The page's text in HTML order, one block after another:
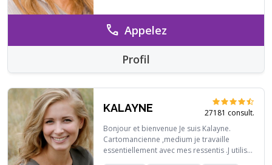
mon mieux pour vous aider à le découvrir
sans complaisance.
call Appelez
Profil
KALAYNE
27181 consult.
Bonjour et bienvenue Je suis Kalayne.
Cartomancienne ,medium je travaille
essentiellement avec mes ressentis .J utilise